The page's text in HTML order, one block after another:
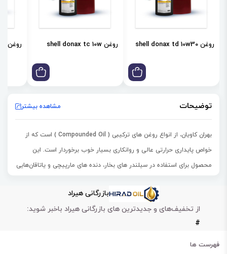
روغن shell donax td 10w30 روغن shell donax tc 10w روغن shell donax td 85w
توضیحات مشاهده بیشتر
بهران کاویان، از انواع روغن های ترکیبی ( Compounded Oil ) است که از
خواص پایداری حرارتی عالی و روانکاری بسیار خوب برخوردار است. این
محصول برای استفاده در سیلندر های بخار، دنده های مارپیچی و یاتاقان‌هایی
قدرت روانکاری عالی
قابلیت ضد سایش عالی
پایداری حرارتی و اکسیداسیون عالی
بازرگانی هیراد
از تخفیف‌های و جدیدترین های بازرگانی هیراد باخبر شوید:
#
فهرست ها